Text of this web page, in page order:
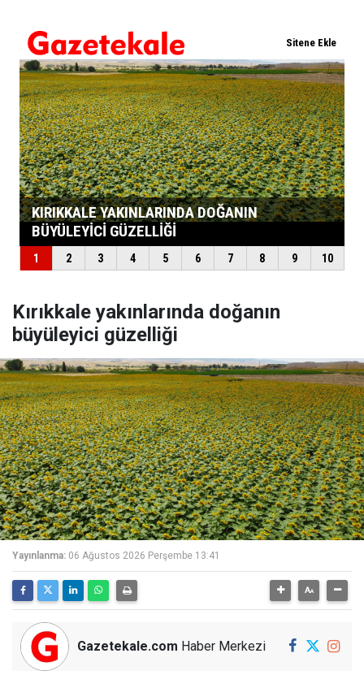
Kırıkkale yakınlarında doğanın
büyüleyici güzelliği
Yayınlanma: 06 Ağustos 2026 Perşembe 13:41
Gazetekale.com Haber Merkezi